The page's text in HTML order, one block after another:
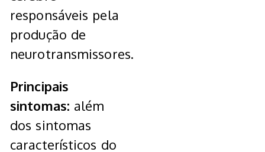
responsáveis pela
produção de
neurotransmissores.
Principais
sintomas: além
dos sintomas
característicos do